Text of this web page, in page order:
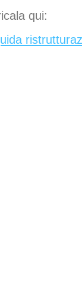
qui: